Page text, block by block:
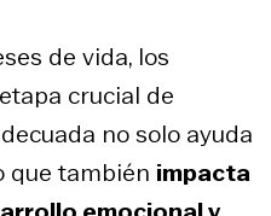
de vida, los
crucial de
no solo ayuda
que también impacta